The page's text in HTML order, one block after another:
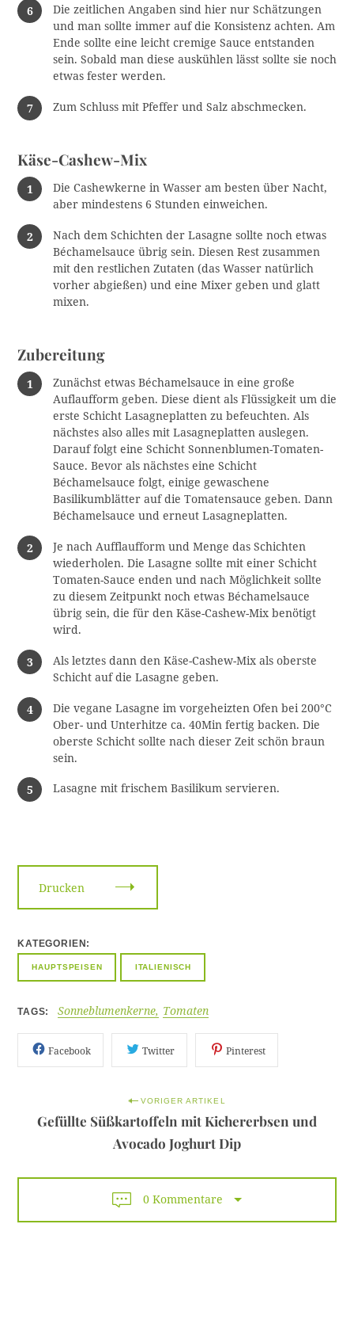
Die zeitlichen Angaben sind hier nur Schätzungen
und man sollte immer auf die Konsistenz achten. Am
Ende sollte eine leicht cremige Sauce entstanden
sein. Sobald man diese auskühlen lässt sollte sie noch
etwas fester werden.
Zum Schluss mit Pfeffer und Salz abschmecken.
Käse-Cashew-Mix
Die Cashewkerne in Wasser am besten über Nacht,
aber mindestens 6 Stunden einweichen.
Nach dem Schichten der Lasagne sollte noch etwas
Béchamelsauce übrig sein. Diesen Rest zusammen
mit den restlichen Zutaten (das Wasser natürlich
vorher abgießen) und eine Mixer geben und glatt
mixen.
Zubereitung
Zunächst etwas Béchamelsauce in eine große
Auflaufform geben. Diese dient als Flüssigkeit um die
erste Schicht Lasagneplatten zu befeuchten. Als
nächstes also alles mit Lasagneplatten auslegen.
Darauf folgt eine Schicht Sonnenblumen-Tomaten-
Sauce. Bevor als nächstes eine Schicht
Béchamelsauce folgt, einige gewaschene
Basilikumblätter auf die Tomatensauce geben. Dann
Béchamelsauce und erneut Lasagneplatten.
Je nach Aufflaufform und Menge das Schichten
wiederholen. Die Lasagne sollte mit einer Schicht
Tomaten-Sauce enden und nach Möglichkeit sollte
zu diesem Zeitpunkt noch etwas Béchamelsauce
übrig sein, die für den Käse-Cashew-Mix benötigt
wird.
Als letztes dann den Käse-Cashew-Mix als oberste
Schicht auf die Lasagne geben.
Die vegane Lasagne im vorgeheizten Ofen bei 200°C
Ober- und Unterhitze ca. 40Min fertig backen. Die
oberste Schicht sollte nach dieser Zeit schön braun
sein.
Lasagne mit frischem Basilikum servieren.
Drucken
KATEGORIEN
HAUPTSPEISEN ITALIENISCH
TAGS Sonneblumenkerne Tomaten
Facebook Twitter Pinterest
t
a
VORIGER ARTIKEL
Gefüllte Süßkartoffeln mit Kichererbsen und
Avocado Joghurt Dip
0 Kommentare
n
: